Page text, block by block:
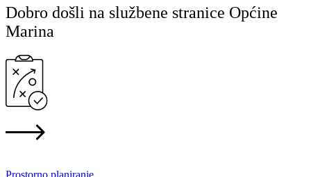
Dobro došli na službene stranice Općine
Marina
Prostorno planiranje